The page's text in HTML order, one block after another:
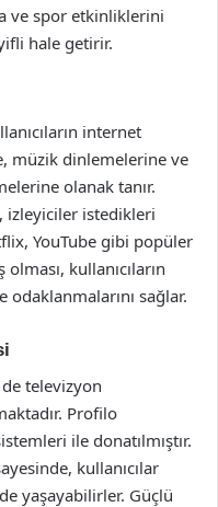
ve spor etkinliklerini
hale getirir.
internet
müzik dinlemelerine ve
olanak tanır.
izleyiciler istedikleri
YouTube gibi popüler
kullanıcıların
sağlar.
televizyon
Profilo
ile donatılmıştır.
kullanıcılar
yaşayabilirler. Güçlü